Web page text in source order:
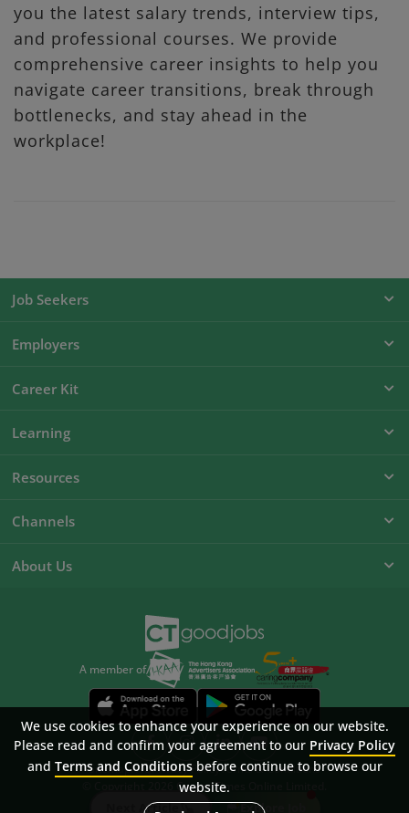
Next Article Explore Job
you the latest salary trends, interview tips,
and professional courses. We provide
comprehensive career insights to help you
navigate career transitions, break through
bottlenecks, and stay ahead in the
workplace!
Job Seekers
Employers
Career Kit
Learning
Resources
Channels
About Us
A member of
© Copyright 2026 Career Times Online Limited.
All rights reserved.
SitemapFAQPrivacy PolicyTerms & Conditions
We use cookies to enhance your experience on our website.
Please read and confirm your agreement to our Privacy Policy
and Terms and Conditionsbefore continue to browse our
website.